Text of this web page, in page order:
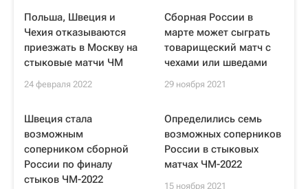
Польша, Швеция и
Чехия отказываются
приезжать в Москву на
стыковые матчи ЧМ
24 февраля 2022
Сборная России в
марте может сыграть
товарищеский матч с
чехами или шведами
29 ноября 2021
Швеция стала
возможным
соперником сборной
России по финалу
стыков ЧМ-2022
Определились семь
возможных соперников
России в стыковых
матчах ЧМ-2022
15 ноября 2021